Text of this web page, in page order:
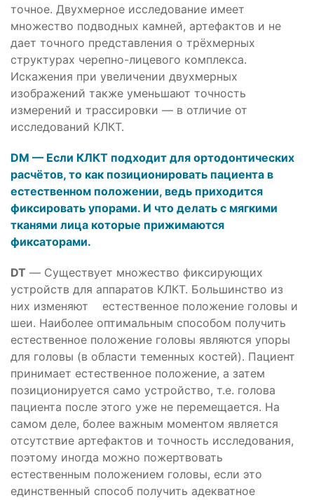
точное. Двухмерное исследование имеет
множество подводных камней, артефактов и не
дает точного представления о трёхмерных
структурах черепно-лицевого комплекса.
Искажения при увеличении двухмерных
изображений также уменьшают точность
измерений и трассировки — в отличие от
исследований КЛКТ.
DM — Если КЛКТ подходит для ортодонтических
расчётов, то как позиционировать пациента в
естественном положении, ведь приходится
фиксировать упорами. И что делать с мягкими
тканями лица которые прижимаются
фиксаторами.
DT — Существует множество фиксирующих
устройств для аппаратов КЛКТ. Большинство из
них изменяют естественное положение головы и
шеи. Наиболее оптимальным способом получить
естественное положение головы являются упоры
для головы (в области теменных костей). Пациент
принимает естественное положение, а затем
позиционируется само устройство, т.е. голова
пациента после этого уже не перемещается. На
самом деле, более важным моментом является
отсутствие артефактов и точность исследования,
поэтому иногда можно пожертвовать
естественным положением головы, если это
единственный способ получить адекватное